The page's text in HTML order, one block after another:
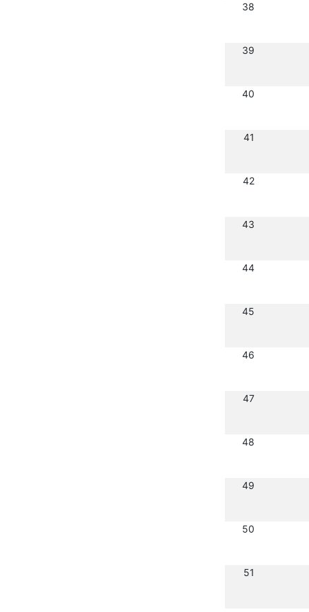
38
39
40
41
42
43
44
45
46
47
48
49
50
51